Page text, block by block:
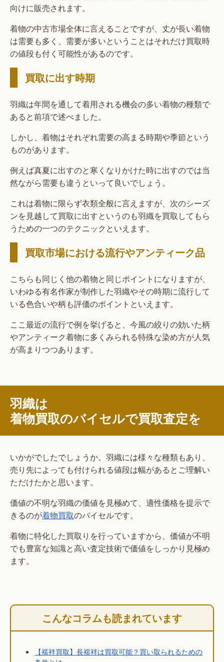
向けに販売されます。
着物の中古市場全体に言えることですが、丈が長い着物
は需要も多く、需要が多いということはそれだけ買取時
の値段も付く可能性があるのです。
買取に出す時期
羽織は年間を通して着用される機会の多い着物の種類で
あると前項で述べました。
しかし、着物はそれぞれ需要の高まる時期や季節という
ものがあります。
例えば真夏に出すのと寒くなりかけた時に出すのでは当
然ながら需要も違うといって良いでしょう。
これは着物に限らず衣類全般に言えますが、次のシーズ
ンを見越して買取に出すというのも羽織を買取してもら
うための一つのテクニックといえます。
買取市場における流行やアンティーク品
こちらも同じく他の着物と同じポイントになりますが、
いわゆる有名作家が制作した羽織やその時期に流行して
いる色合いや柄も評価のポイントといえます。
ここ最近の流行で例を挙げると、今風の絞りの効いた柄
やアンティーク着物に多くみられる特殊な染め方が人気
が高まりつつあります。
羽織は
着物買取のバイセルで買取査定を
いかがでしたでしょうか。羽織には様々な種類もあり、
売り先によっても付けられる値段は幅があるとご理解い
ただけたかと思います。
価値の不明な羽織の価値を見極めて、適性価格を提示で
きるのが着物買取のバイセルです。
着物に特化した買取りを行っていますから、価値が不明
でも豊富な知識と高い査定技術で価値をしっかり見極め
ます。
こんなコラムも読まれています
【襦袢買取】長襦袢は買取可能？買い取られるための